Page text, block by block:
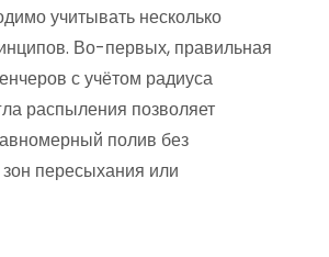
учитывать несколько
Во-первых, правильная
с учётом радиуса
распыления позволяет
полив без
пересыхания или